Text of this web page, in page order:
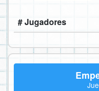
# Jugadores